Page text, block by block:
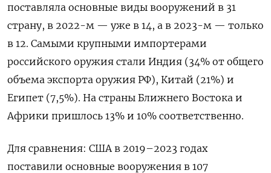
поставляла основные виды вооружений в 31
страну, в 2022-м — уже в 14, а в 2023-м — только
в 12. Самыми крупными импортерами
российского оружия стали Индия (34% от общего
объема экспорта оружия РФ), Китай (21%) и
Египет (7,5%). На страны Ближнего Востока и
Африки пришлось 13% и 10% соответственно.
Для сравнения: США в 2019–2023 годах
поставили основные вооружения в 107